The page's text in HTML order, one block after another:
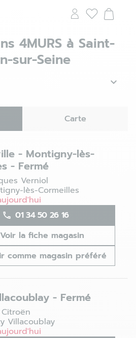
4MURS à Saint-
sur-Seine
Carte
- Montigny-lès-
- Fermé
Verniol
lès-Cormeilles
01 34 50 26 16
Voir la fiche magasin
comme magasin préféré
- Fermé
Villacoublay